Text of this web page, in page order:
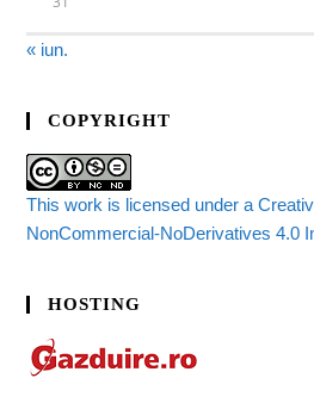
« iun.
COPYRIGHT
This work is licensed under a
NonCommercial-NoDerivatives 4.0
HOSTING